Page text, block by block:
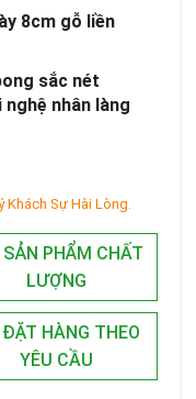
8cm gỗ liền
sắc nét
nhân làng
Khách Sự Hài Lòng.
SẢN PHẨM CHẤT
LƯỢNG
ĐẶT HÀNG THEO
YÊU CẦU